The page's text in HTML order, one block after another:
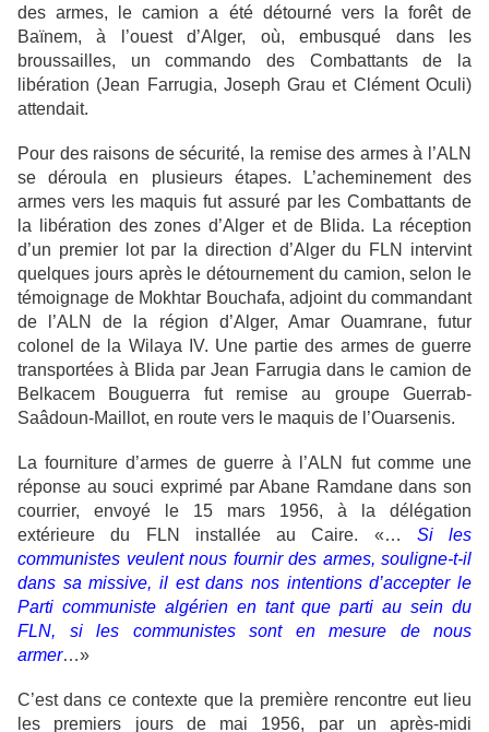
des armes, le camion a été détourné vers la forêt de
Baïnem, à l’ouest d’Alger, où, embusqué dans les
broussailles, un commando des Combattants de la
libération (Jean Farrugia, Joseph Grau et Clément Oculi)
attendait.
Pour des raisons de sécurité, la remise des armes à l’ALN
se déroula en plusieurs étapes. L’acheminement des
armes vers les maquis fut assuré par les Combattants de
la libération des zones d’Alger et de Blida. La réception
d’un premier lot par la direction d’Alger du FLN intervint
quelques jours après le détournement du camion, selon le
témoignage de Mokhtar Bouchafa, adjoint du commandant
de l’ALN de la région d’Alger, Amar Ouamrane, futur
colonel de la Wilaya IV. Une partie des armes de guerre
transportées à Blida par Jean Farrugia dans le camion de
Belkacem Bouguerra fut remise au groupe Guerrab-
Saâdoun-Maillot, en route vers le maquis de l’Ouarsenis.
La fourniture d’armes de guerre à l’ALN fut comme une
réponse au souci exprimé par Abane Ramdane dans son
courrier, envoyé le 15 mars 1956, à la délégation
extérieure du FLN installée au Caire. «… Si les
communistes veulent nous fournir des armes, souligne-t-il
dans sa missive, il est dans nos intentions d’accepter le
Parti communiste algérien en tant que parti au sein du
FLN, si les communistes sont en mesure de nous
armer…»
C’est dans ce contexte que la première rencontre eut lieu
les premiers jours de mai 1956, par un après-midi